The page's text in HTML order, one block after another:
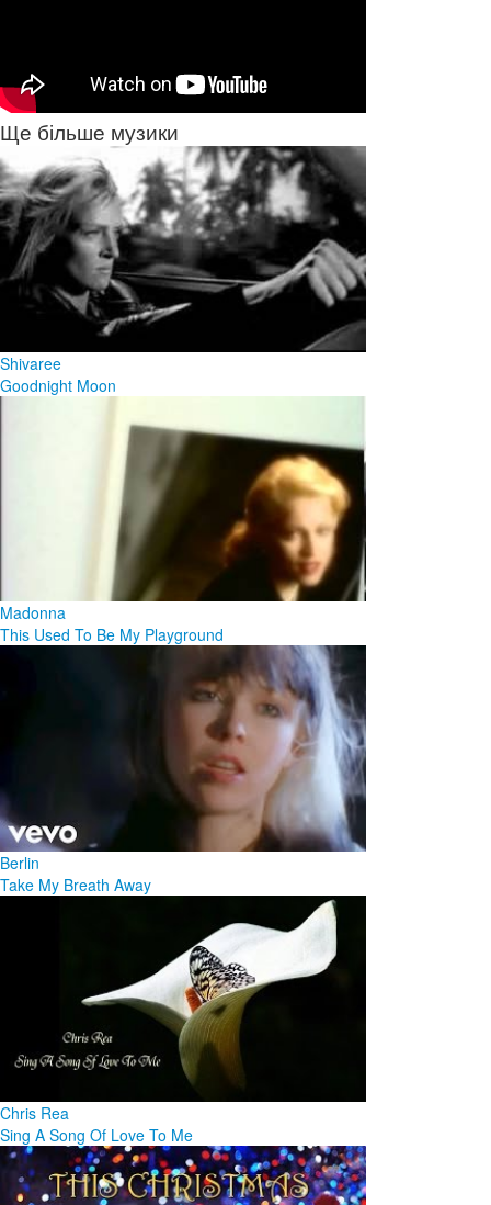
Ще більше музики
Shivaree
Goodnight Moon
Madonna
This Used To Be My Playground
Berlin
Take My Breath Away
Chris Rea
Sing A Song Of Love To Me